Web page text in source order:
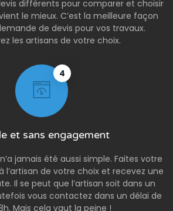
différents pour comparer et choisir
le mieux. C’est la meilleure façon
de devis pour vos travaux.
les artisans de votre choix.
4
et sans engagement
jamais été aussi simple. Faites votre
l’artisan de votre choix et recevez une
Il se peut que l’artisan soit dans un
vous contactez dans un délai de
Mais cela vaut la peine !